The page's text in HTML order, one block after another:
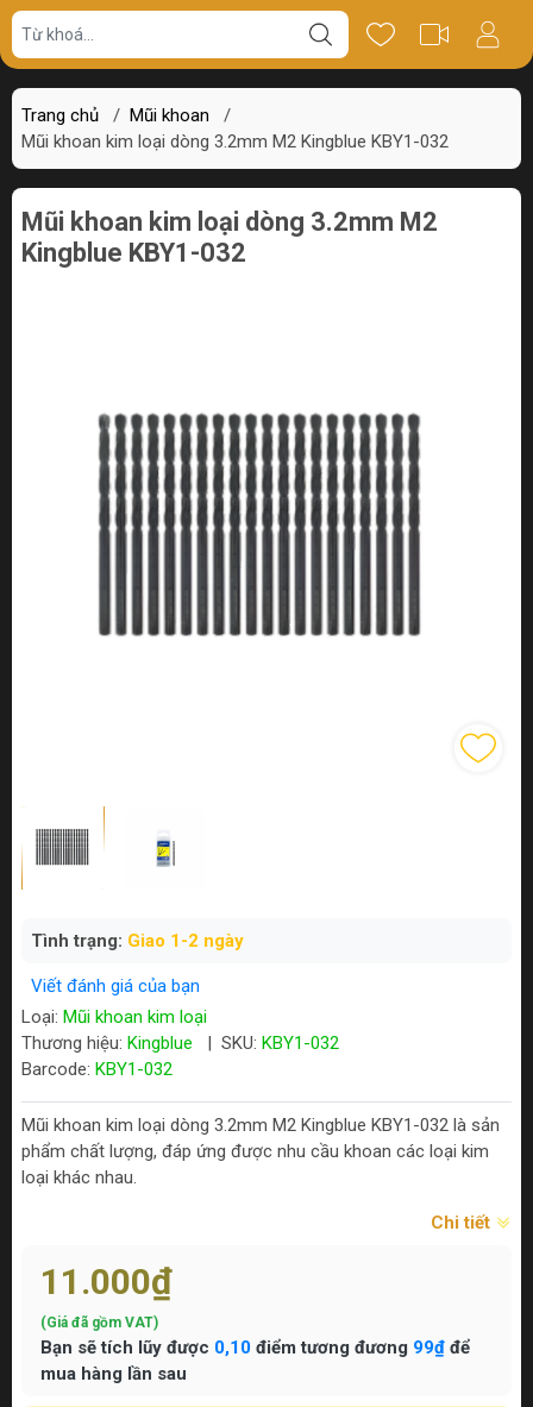
Trang chủ / Mũi khoan
/
Mũi khoan kim loại dòng 3.2mm M2 Kingblue KBY1-032
Giá bán Thông số Review
Mũi khoan kim loại dòng 3.2mm M2
Kingblue KBY1-032
Tình trạng: Giao 1-2 ngày
Viết đánh giá của bạn
Loại: Mũi khoan kim loại
Thương hiệu: Kingblue SKU: KBY1-032
Barcode: KBY1-032
Mũi khoan kim loại dòng 3.2mm M2 Kingblue KBY1-032 là sản
phẩm chất lượng, đáp ứng được nhu cầu khoan các loại kim
loại khác nhau.
Chi tiết
11.000₫
(Giá đã gồm VAT)
Bạn sẽ tích lũy được 0,10 điểm tương đương 99₫ để
mua hàng lần sau